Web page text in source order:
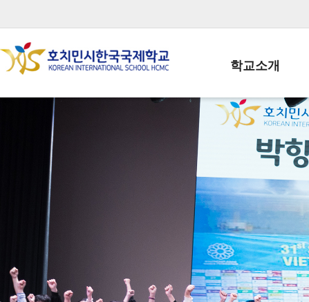
학교소개
학교장인사말
학교상징
학교연혁
교직원현황
학생현황
위치/전화
전경사진